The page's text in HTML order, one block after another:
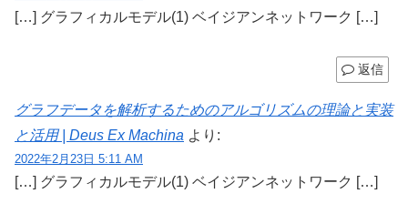
[…] グラフィカルモデル(1) ベイジアンネットワーク […]
返信
グラフデータを解析するためのアルゴリズムの理論と実装
と活用 | Deus Ex Machina より:
2022年2月23日 5:11 AM
[…] グラフィカルモデル(1) ベイジアンネットワーク […]